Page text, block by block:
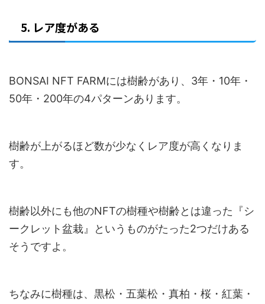
5. レア度がある
BONSAI NFT FARMには樹齢があり、3年・10年・
50年・200年の4パターンあります。
樹齢が上がるほど数が少なくレア度が高くなりま
す。
樹齢以外にも他のNFTの樹種や樹齢とは違った『シ
ークレット盆栽』というものがたった2つだけある
そうですよ。
ちなみに樹種は、黒松・五葉松・真柏・桜・紅葉・